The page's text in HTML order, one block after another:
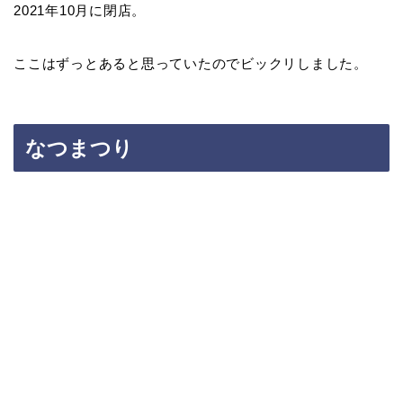
2021年10月に閉店。
ここはずっとあると思っていたのでビックリしました。
なつまつり